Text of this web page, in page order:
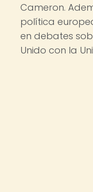
Cameron.
política
en debates
Unido con la